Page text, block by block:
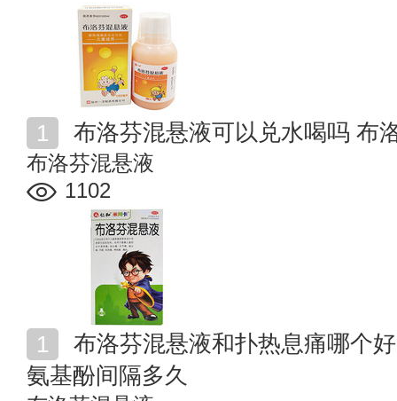
布洛芬混悬液可以兑水喝吗 布
布洛芬混悬液
1102
氨基酚间隔多久